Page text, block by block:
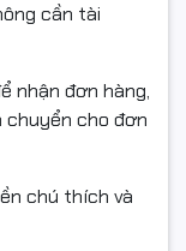
phút, với
. Điều này giúp
cách hiệu quả
Vời
cần tài
nhận đơn hàng,
cho đơn
chú thích và